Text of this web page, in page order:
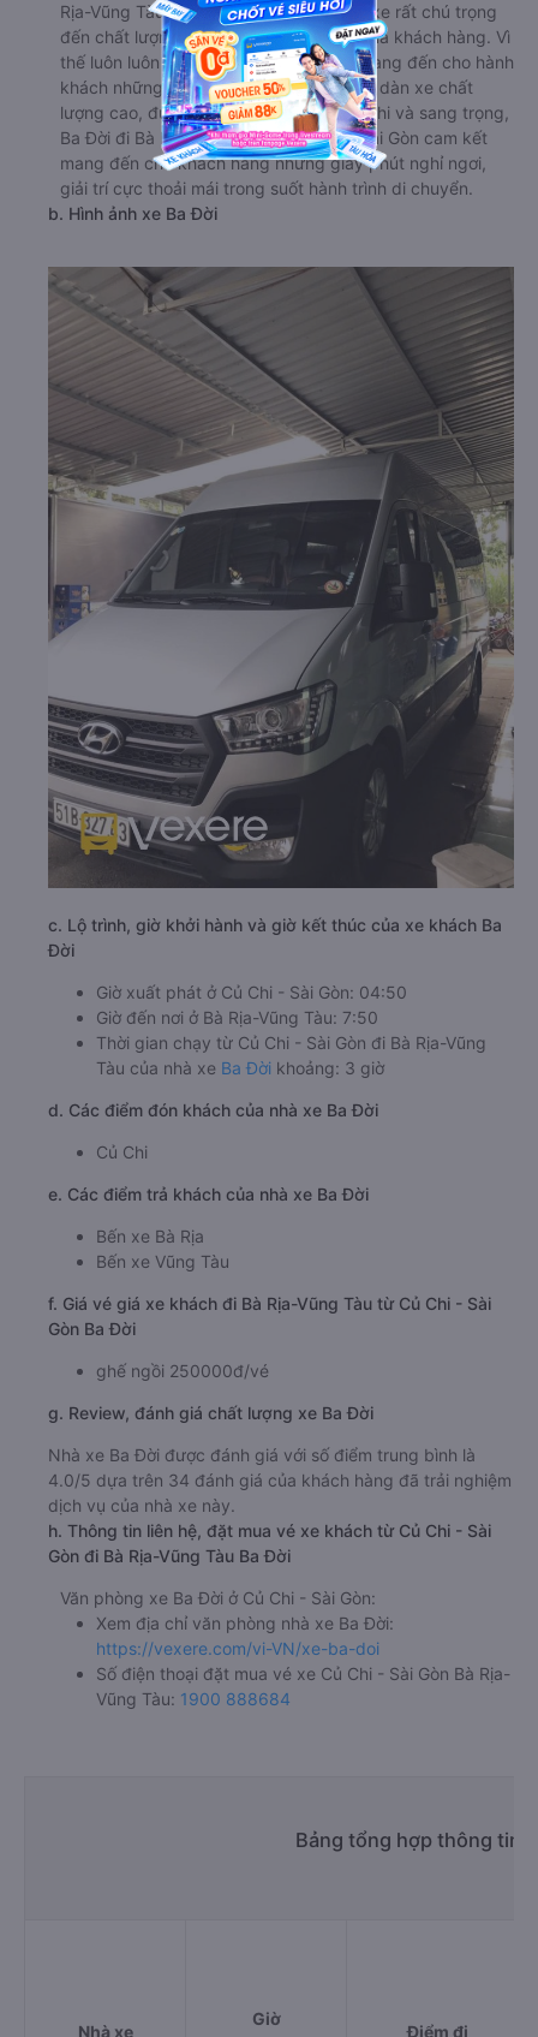
Rịa-Vũng Tàu từ Củ Chi - Sài Gòn . Nhà xe rất chú trọng
đến chất lượng dịch vụ và sự hài lòng của khách hàng. Vì
thế luôn luôn lắng nghe và cải tiến để mang đến cho hành
khách những dịch vụ hoàn hảo nhất. Với dàn xe chất
lượng cao, được trang bị nội thất tiện nghi và sang trọng,
Ba Đời đi Bà Rịa-Vũng Tàu từ Củ Chi - Sài Gòn cam kết
mang đến cho khách hàng những giây phút nghỉ ngơi,
giải trí cực thoải mái trong suốt hành trình di chuyển.
b. Hình ảnh xe Ba Đời
c. Lộ trình, giờ khởi hành và giờ kết thúc của xe khách Ba
Đời
Giờ xuất phát ở Củ Chi - Sài Gòn: 04:50
Giờ đến nơi ở Bà Rịa-Vũng Tàu: 7:50
Thời gian chạy từ Củ Chi - Sài Gòn đi Bà Rịa-Vũng
Tàu của nhà xe Ba Đời khoảng: 3 giờ
d. Các điểm đón khách của nhà xe Ba Đời
Củ Chi
e. Các điểm trả khách của nhà xe Ba Đời
Bến xe Bà Rịa
Bến xe Vũng Tàu
f. Giá vé giá xe khách đi Bà Rịa-Vũng Tàu từ Củ Chi - Sài
Gòn Ba Đời
ghế ngồi 250000đ/vé
g. Review, đánh giá chất lượng xe Ba Đời
Nhà xe Ba Đời được đánh giá với số điểm trung bình là
4.0/5 dựa trên 34 đánh giá của khách hàng đã trải nghiệm
dịch vụ của nhà xe này.
h. Thông tin liên hệ, đặt mua vé xe khách từ Củ Chi - Sài
Gòn đi Bà Rịa-Vũng Tàu Ba Đời
Văn phòng xe Ba Đời ở Củ Chi - Sài Gòn:
Xem địa chỉ văn phòng nhà xe Ba Đời:
https://vexere.com/vi-VN/xe-ba-doi
Số điện thoại đặt mua vé xe Củ Chi - Sài Gòn Bà Rịa-
Vũng Tàu: 1900 888684
Bảng tổng hợp thông tin
Nhà xe
Giờ
Điểm đi